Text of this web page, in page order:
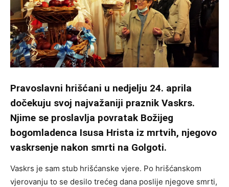
Pravoslavni hrišćani u nedjelju 24. aprila
dočekuju svoj najvažaniji praznik Vaskrs.
Njime se proslavlja povratak Božijeg
bogomladenca Isusa Hrista iz mrtvih, njegovo
vaskrsenje nakon smrti na Golgoti.
Vaskrs je sam stub hrišćanske vjere. Po hrišćanskom
vjerovanju to se desilo trećeg dana poslije njegove smrti,